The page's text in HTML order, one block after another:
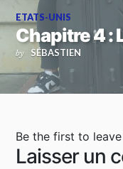
ETATS-UNIS
Chapitre 4 :
by SÉBASTIEN
Be the first to
Laisser un